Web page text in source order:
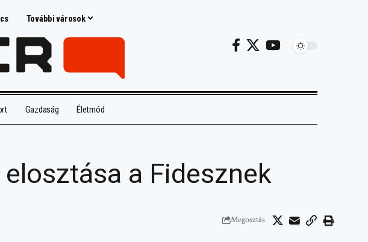
További városok
Gazdaság Életmód
a Fidesznek
Megosztás